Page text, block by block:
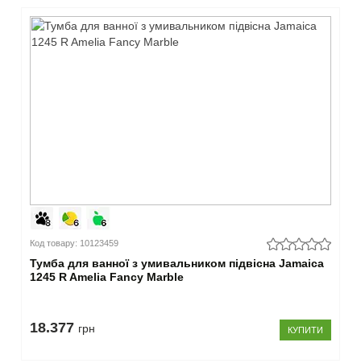
Код товару: 10123459
Тумба для ванної з умивальником підвісна Jamaica
1245 R Amelia Fancy Marble
18.377 грн КУПИТИ